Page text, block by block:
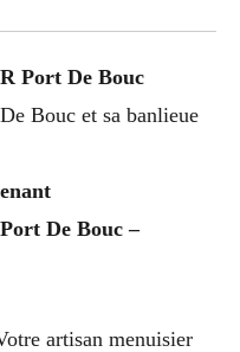
Port De Bouc
Bouc et sa banlieue
De Bouc –
artisan menuisier